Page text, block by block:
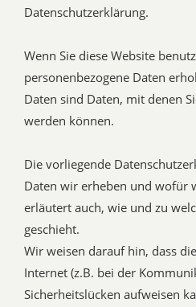
Datenschutzerklärung.
Wenn Sie diese Website
personenbezogene Daten
Daten sind Daten, mit denen
werden können.
Die vorliegende
Daten wir erheben und wofür
erläutert auch, wie und zu
geschieht.
Wir weisen darauf hin, dass
Internet (z.B. bei der
Sicherheitslücken aufweisen